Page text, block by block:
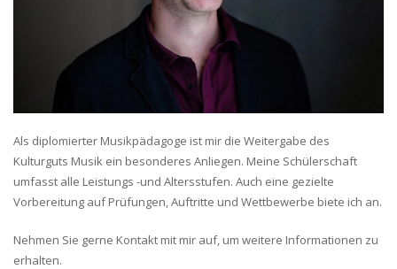
Als diplomierter Musikpädagoge ist mir die Weitergabe des
Kulturguts Musik ein besonderes Anliegen. Meine Schülerschaft
umfasst alle Leistungs -und Altersstufen. Auch eine gezielte
Vorbereitung auf Prüfungen, Auftritte und Wettbewerbe biete ich an.
Nehmen Sie gerne Kontakt mit mir auf, um weitere Informationen zu
erhalten.